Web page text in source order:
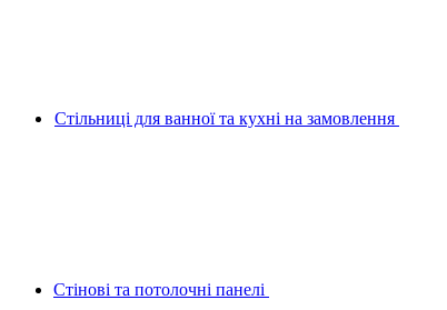
Стільниці для ванної та кухні на замовлення
Стінові та потолочні панелі